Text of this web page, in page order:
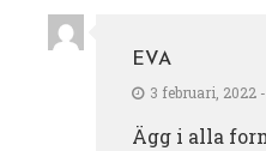
EVA
3 februari, 2022 -
Ägg i alla